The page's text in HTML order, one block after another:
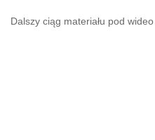
Dalszy ciąg materiału pod wideo